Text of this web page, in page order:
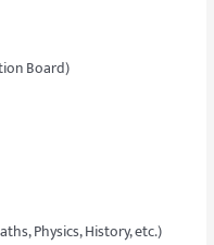
Board)
Physics, History, etc.)